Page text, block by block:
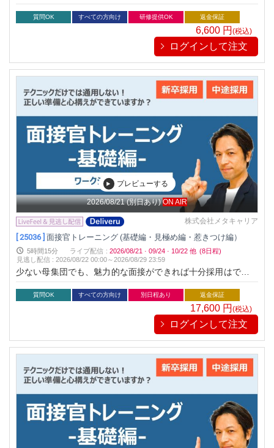
す。そんな「面接スキル」をワークシートを用いながら徹底解
質問OK すべての方向け 研修提供OK 返金保証
6,600 円(税込)
ログインして注文
プレビューする
2026/08/21 (別日あり) ON AIR
株式会社メタキャリア
[ 25036 ] 面接官トレーニング (基礎編・見極め編・惹きつけ編）
5時間15分 ライブ配信 : 2026/08/21 · 09/24 · 10/22 他 (8日程)
見逃し配信 :2026/08/22 00:00～2026/08/29 23:59
少ない母集団でも、魅力的な面接ができれば十分採用はできま
す。そんな「面接スキル」をワークシートを用いながら徹底解
剖！※本セミナーのライブ配信は、アーカイブ動画を配信する
質問OK すべての方向け 別日程あり 返金保証
17,600 円(税込)
ログインして注文